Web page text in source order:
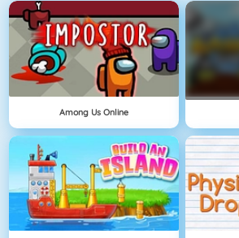
Among Us Online